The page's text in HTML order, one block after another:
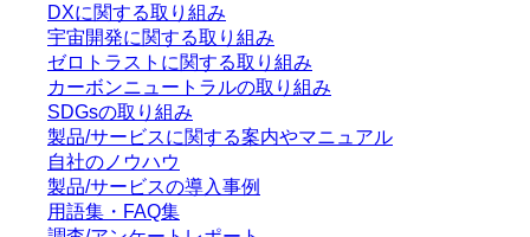
DXに関する取り組み
宇宙開発に関する取り組み
ゼロトラストに関する取り組み
カーボンニュートラルの取り組み
SDGsの取り組み
製品/サービスに関する案内やマニュアル
自社のノウハウ
製品/サービスの導入事例
用語集・FAQ集